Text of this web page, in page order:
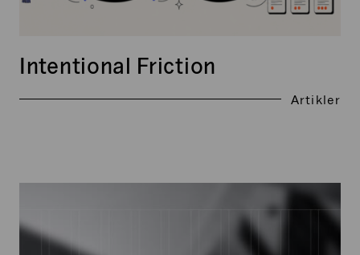
Artikler
Intentional Friction
2026